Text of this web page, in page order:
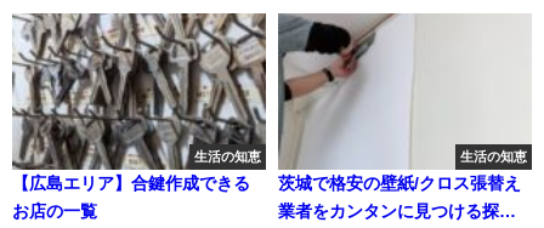
生活の知恵
【広島エリア】合鍵作成できる
お店の一覧
生活の知恵
茨城で格安の壁紙/クロス張替え
業者をカンタンに見つける探し